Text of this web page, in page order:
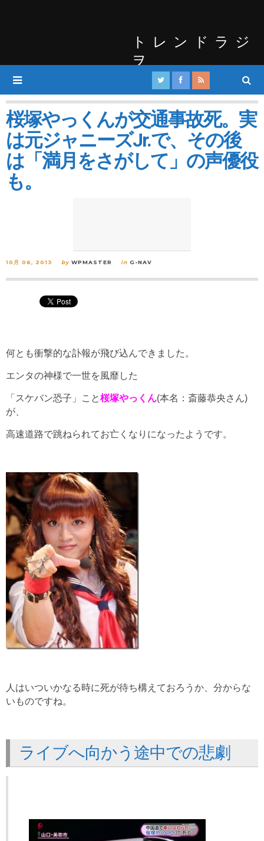
トレンドラジ
ヲ
桜塚やっくんが交通事故死。実
は元ジャニーズJr.で、その後
は「満月をさがして」の声優役
も。
10月 06, 2013 by WPMASTER in G-NAV
何とも衝撃的な訃報が飛び込んできました。
エンタの神様で一世を風靡した
「スケバン恐子」こと桜塚やっくん(本名：斎藤恭央さん)
が、
高速道路で跳ねられてお亡くなりになったようです。
人はいついかなる時に死が待ち構えておろうか、分からな
いものですね。
ライブへ向かう途中での悲劇